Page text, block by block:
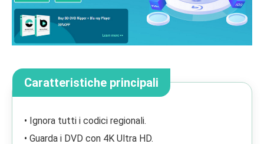
Caratteristiche principali
• Ignora tutti i codici regionali.
• Guarda i DVD con 4K Ultra HD.